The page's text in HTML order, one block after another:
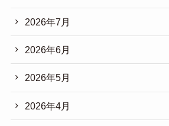
2026年7月
2026年6月
2026年5月
2026年4月